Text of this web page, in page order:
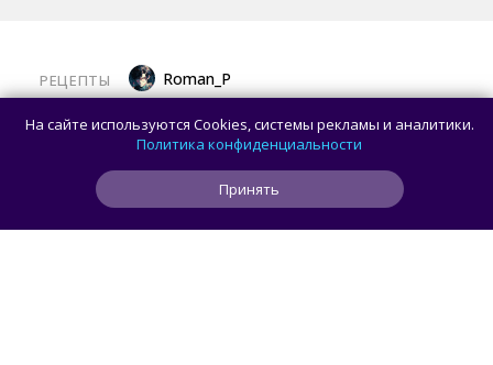
РЕЦЕПТЫ Roman_P
Готовим баклажаны с помидорами
и сыром в духовке
На сайте используются Cookies, системы рекламы и аналитики.
Политика конфиденциальности
Принять